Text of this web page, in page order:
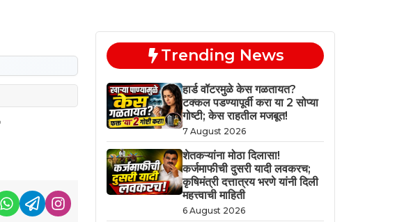
Trending News
हार्ड वॉटरमुळे केस गळतायत?
टक्कल पडण्यापूर्वी करा या 2 सोप्या
गोष्टी; केस राहतील मजबूत!
7 August 2026
शेतकऱ्यांना मोठा दिलासा!
कर्जमाफीची दुसरी यादी लवकरच;
कृषिमंत्री दत्तात्रय भरणे यांनी दिली
महत्त्वाची माहिती
6 August 2026